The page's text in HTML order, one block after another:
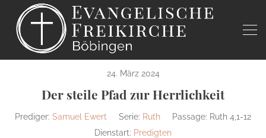
24. März 2024
Der steile Pfad zur Herrlichkeit
Prediger: Samuel Ewert Serie: Ruth Passage: Ruth 4,1-12
Dienstart: Predigten